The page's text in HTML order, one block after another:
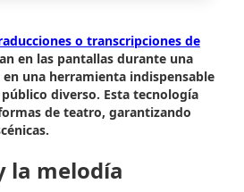
o transcripciones de
en las pantallas durante una
una herramienta indispensable
diverso. Esta tecnología
de teatro, garantizando
la melodía